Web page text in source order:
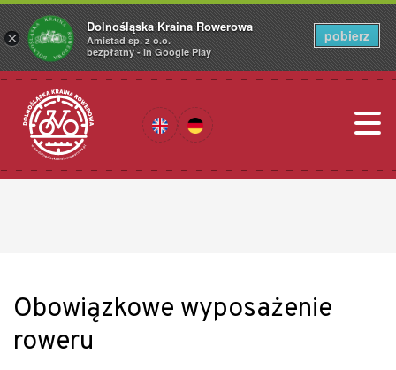
Obowiązkowe wyposażenie
roweru
×
Dolnośląska Kraina Rowerowa
Amistad sp. z o.o.
bezpłatny - In Google Play
pobierz